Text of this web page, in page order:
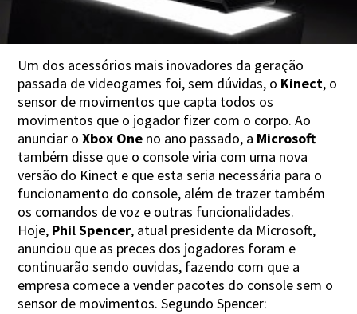
Um dos acessórios mais inovadores da geração
passada de videogames foi, sem dúvidas, o Kinect, o
sensor de movimentos que capta todos os
movimentos que o jogador fizer com o corpo. Ao
anunciar oXbox One no ano passado, a Microsoft
também disse que o console viria com uma nova
versão do Kinect e que esta seria necessária para o
funcionamento do console, além de trazer também
os comandos de voz e outras funcionalidades.
Hoje, Phil Spencer, atual presidente da Microsoft,
anunciou que as preces dos jogadores foram e
continuarão sendo ouvidas, fazendo com que a
empresa comece a vender pacotes do console sem o
sensor de movimentos. Segundo Spencer: